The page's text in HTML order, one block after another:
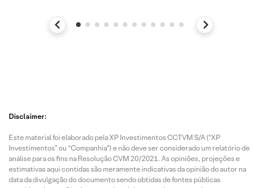
Disclaimer:
Este material foi elaborado pela XP Investimentos CCTVM S/A (“XP
Investimentos” ou “Companhia”) e não deve ser considerado um relatório de
análise para os fins na Resolução CVM 20/2021. As opiniões, projeções e
estimativas aqui contidas são meramente indicativas da opinião do autor na
data da divulgação do documento sendo obtidas de fontes públicas